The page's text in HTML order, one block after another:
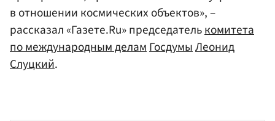
в отношении космических объектов», –
рассказал «Газете.Ru» председателькомитета
по международным деламГосдумыЛеонид
Слуцкий.